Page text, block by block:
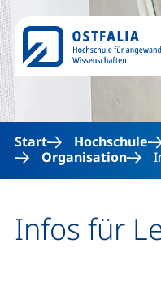
Start Hochschule
Organisation
Infos für